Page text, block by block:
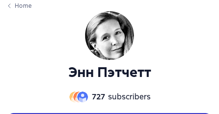
Home
Энн Пэтчетт
727 subscribers